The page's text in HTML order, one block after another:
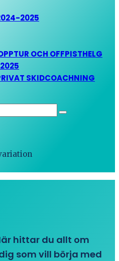
2025
OCH OFFPISTHELG
2025
SKIDCOACHNING
hittar du allt om
som vill börja med